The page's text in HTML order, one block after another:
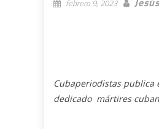
febrero 9, 2023
Cubaperiodistas publica
dedicado mártires